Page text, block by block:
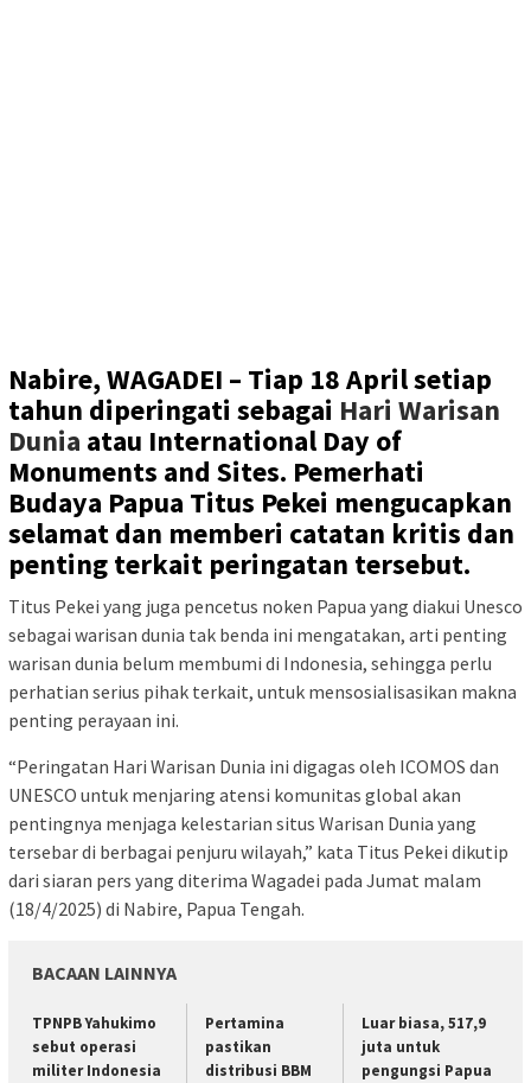
Nabire, WAGADEI – Tiap 18 April setiap
tahun diperingati sebagai Hari Warisan
Dunia atau International Day of
Monuments and Sites. Pemerhati
Budaya Papua Titus Pekei mengucapkan
selamat dan memberi catatan kritis dan
penting terkait peringatan tersebut.
Titus Pekei yang juga pencetus noken Papua yang diakui Unesco
sebagai warisan dunia tak benda ini mengatakan, arti penting
warisan dunia belum membumi di Indonesia, sehingga perlu
perhatian serius pihak terkait, untuk mensosialisasikan makna
penting perayaan ini.
“Peringatan Hari Warisan Dunia ini digagas oleh ICOMOS dan
UNESCO untuk menjaring atensi komunitas global akan
pentingnya menjaga kelestarian situs Warisan Dunia yang
tersebar di berbagai penjuru wilayah,” kata Titus Pekei dikutip
dari siaran pers yang diterima Wagadei pada Jumat malam
(18/4/2025) di Nabire, Papua Tengah.
BACAAN LAINNYA
TPNPB Yahukimo
sebut operasi
militer Indonesia
Pertamina
pastikan
distribusi BBM
Luar biasa, 517,9
juta untuk
pengungsi Papua